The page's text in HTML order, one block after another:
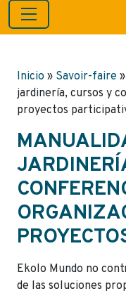
Inicio » Savoir-faire »
jardinería, cursos y
proyectos
Ekolo Mundo no
de las soluciones